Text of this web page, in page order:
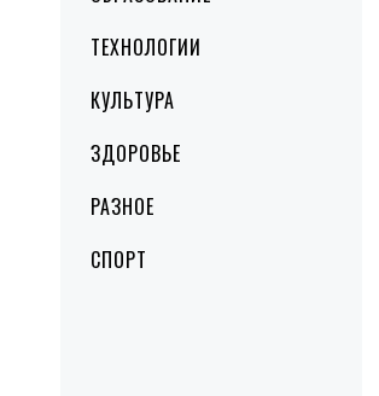
ТЕХНОЛОГИИ
КУЛЬТУРА
ЗДОРОВЬЕ
РАЗНОЕ
СПОРТ